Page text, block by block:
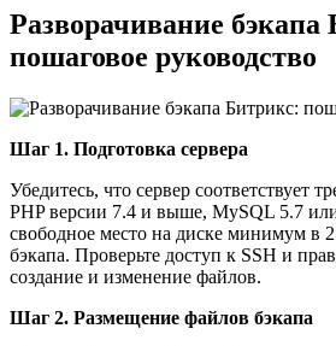
Разворачивание бэкапа
пошаговое руководство
Шаг 1. Подготовка сервера
Убедитесь, что сервер соответствует
PHP версии 7.4 и выше, MySQL 5.7
свободное место на диске минимум в 2
бэкапа. Проверьте доступ к SSH и
создание и изменение файлов.
Шаг 2. Размещение файлов бэкапа